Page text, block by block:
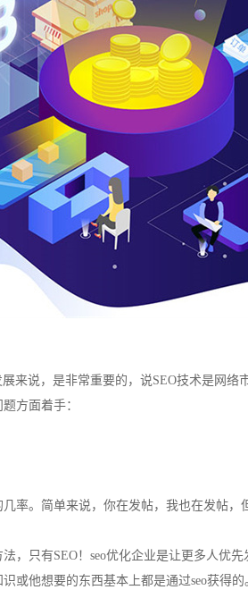
来说，是非常重要的，说SEO技术是网络
方面着手：
率。简单来说，你在发帖，我也在发帖，
，只有SEO！seo优化企业是让更多人优
或他想要的东西基本上都是通过seo获得的